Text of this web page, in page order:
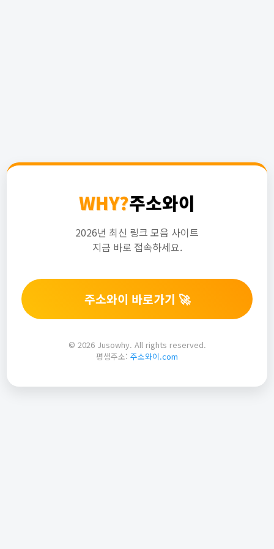
WHY?주소와이
2026년 최신 링크 모음 사이트
지금 바로 접속하세요.
주소와이 바로가기 🚀
© 2026 Jusowhy. All rights reserved.
평생주소: 주소와이.com